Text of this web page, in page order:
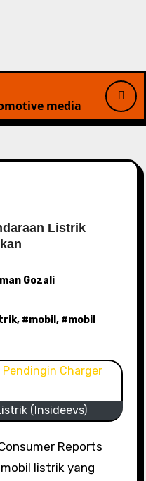
media
Listrik
Gozali
, #mobil , #mobil
(Insideevs)
listrik yang